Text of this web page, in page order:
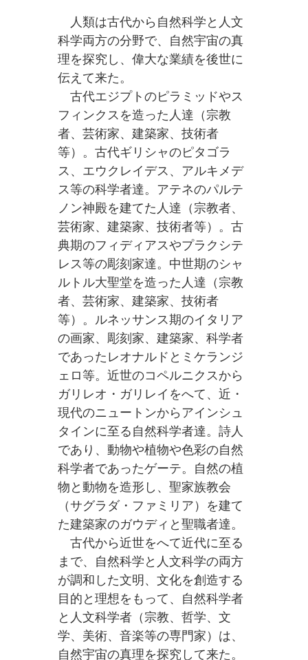
人類は古代から自然科学と人文
科学両方の分野で、自然宇宙の真
理を探究し、偉大な業績を後世に
伝えて来た。
古代エジプトのピラミッドやス
フィンクスを造った人達（宗教
者、芸術家、建築家、技術者
等）。古代ギリシャのピタゴラ
ス、エウクレイデス、アルキメデ
ス等の科学者達。アテネのパルテ
ノン神殿を建てた人達（宗教者、
芸術家、建築家、技術者等）。古
典期のフィディアスやプラクシテ
レス等の彫刻家達。中世期のシャ
ルトル大聖堂を造った人達（宗教
者、芸術家、建築家、技術者
等）。ルネッサンス期のイタリア
の画家、彫刻家、建築家、科学者
であったレオナルドとミケランジ
ェロ等。近世のコペルニクスから
ガリレオ・ガリレイをへて、近・
現代のニュートンからアインシュ
タインに至る自然科学者達。詩人
であり、動物や植物や色彩の自然
科学者であったゲーテ。自然の植
物と動物を造形し、聖家族教会
（サグラダ・ファミリア）を建て
た建築家のガウディと聖職者達。
古代から近世をへて近代に至る
まで、自然科学と人文科学の両方
が調和した文明、文化を創造する
目的と理想をもって、自然科学者
と人文科学者（宗教、哲学、文
学、美術、音楽等の専門家）は、
自然宇宙の真理を探究して来た。